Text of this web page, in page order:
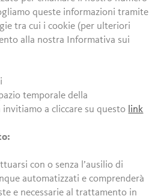
queste informazioni tramite
tra cui i cookie (per ulteriori
alla nostra Informativa sui
temporale della
a cliccare su questo link
con o senza l’ausilio di
automatizzati e comprenderà
e necessarie al trattamento in